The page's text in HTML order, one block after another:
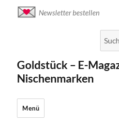
Newsletter bestellen
nach:
Goldstück – E-
Nischenmarken
Menü